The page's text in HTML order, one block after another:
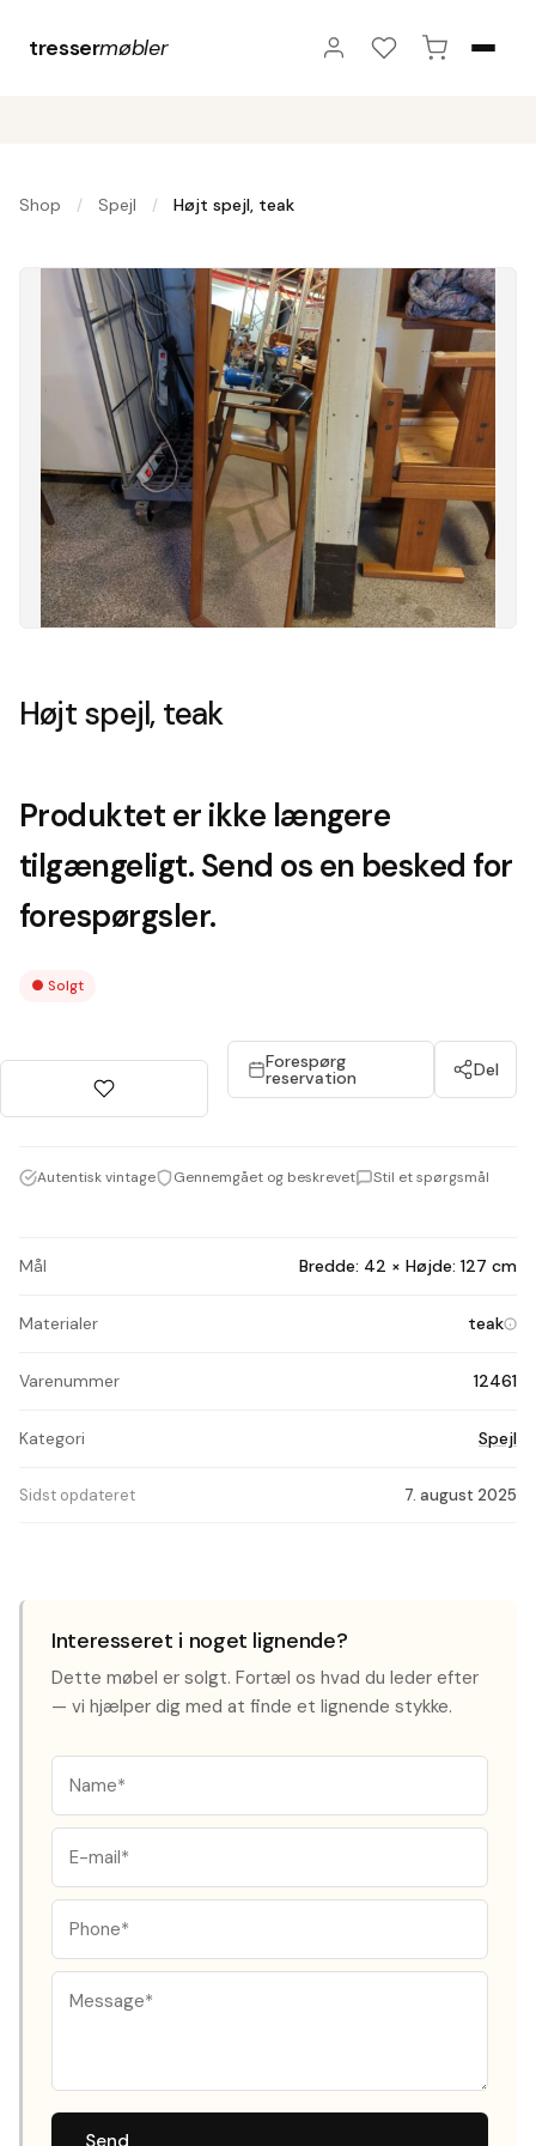
tressermøbler
Shop / Spejl / Højt spejl, teak
Højt spejl, teak
Mål Bredde: 42 × Højde: 127 cm
Materialer teak
Varenummer 12461
Kategori Spejl
Sidst opdateret 7. august 2025
Produktet er ikke længere
tilgængeligt. Send os en besked for
forespørgsler.
● Solgt
Forespørg
reservation Del
Autentisk vintage Gennemgået og beskrevet Stil et spørgsmål
Interesseret i noget lignende?
Dette møbel er solgt. Fortæl os hvad du leder efter
— vi hjælper dig med at finde et lignende stykke.
Send